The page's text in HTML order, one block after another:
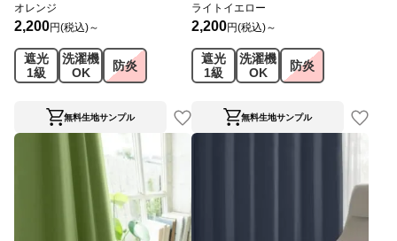
オレンジ
2,200円(税込)～
遮光
1級
洗濯機
OK
防炎
無料生地サンプル
ライトイエロー
2,200円(税込)～
遮光
1級
洗濯機
OK
防炎
無料生地サンプル